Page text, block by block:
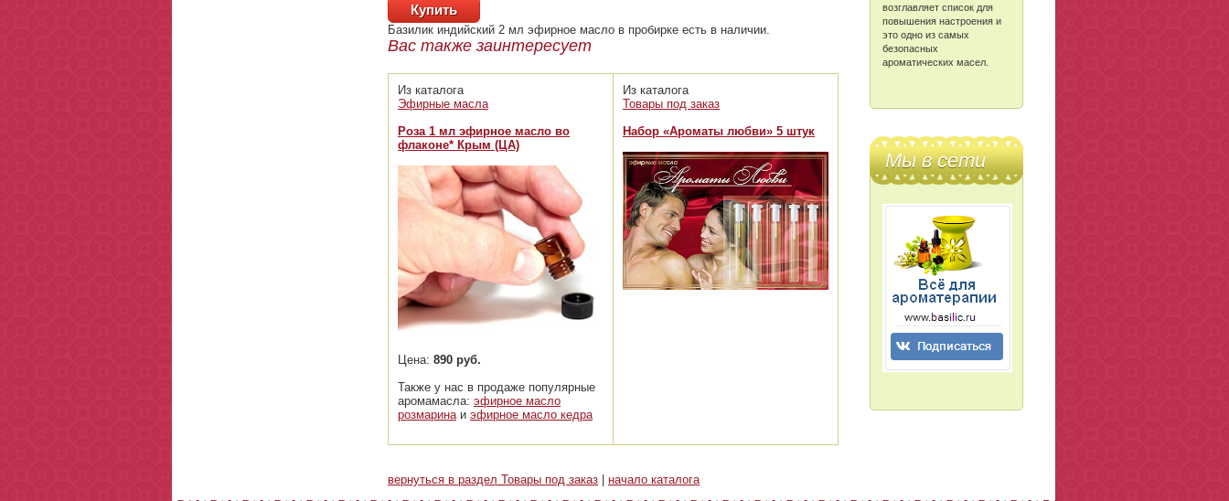
Купить
Базилик индийский 2 мл эфирное масло в пробирке есть в наличии.
Вас также заинтересует
Из каталога
Эфирные масла
Роза 1 мл эфирное масло во
флаконе* Крым (ЦА)
Цена: 890 руб.
Также у нас в продаже популярные
аромамасла: эфирное масло
розмаринаи эфирное масло кедра
Из каталога
Товары под заказ
Набор «Ароматы любви» 5 штук
вернуться в раздел Товары под заказ начало каталога
возглавляет список для
повышения настроения и
это одно из самых
безопасных
ароматических масел.
Мы в сети